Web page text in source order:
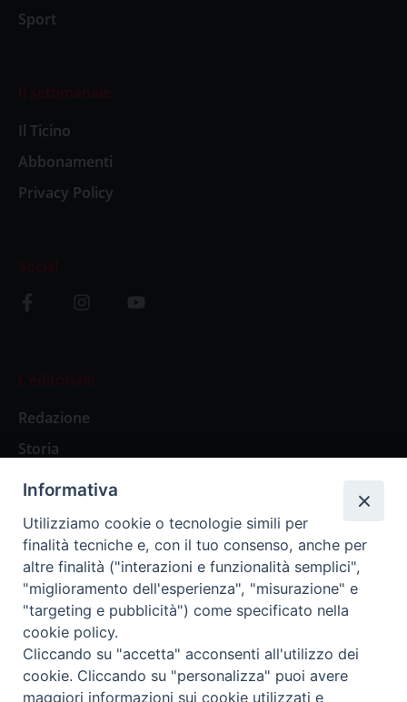
Sport
Il settimanale
Il Ticino
Abbonamenti
Privacy Policy
Social
L’editoriale
Redazione
Storia
Abbonamenti
Abbonamento Annuale Digitale
Abbonamento Annuale Cartaceo
Abbonamento Singola Copia Digitale
Informativa
Utilizziamo cookie o tecnologie simili per
finalità tecniche e, con il tuo consenso, anche per
altre finalità ("interazioni e funzionalità semplici",
"miglioramento dell'esperienza", "misurazione" e
"targeting e pubblicità") come specificato nella
cookie policy.
Cliccando su "accetta" acconsenti all'utilizzo dei
cookie. Cliccando su "personalizza" puoi avere
maggiori informazioni sui cookie utilizzati e